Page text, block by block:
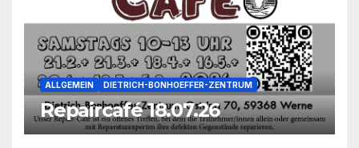
ALLGEMEIN DIETRICH-BONHOEFFER-ZENTRUM
Repaircafé 18.07.26